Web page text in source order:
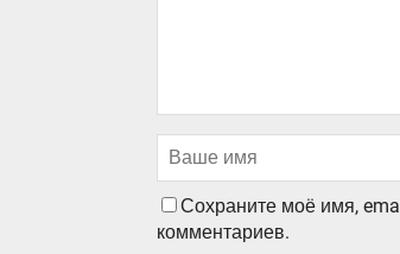
Сохраните моё имя,
комментариев.